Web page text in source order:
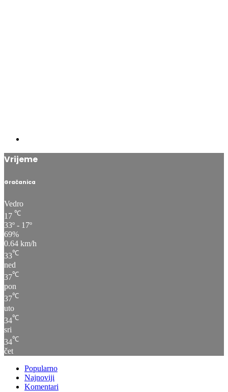
Vrijeme
Gračanica
Vedro
17 ℃
33º - 17º
69%
0.64 km/h
33℃
ned
37℃
pon
37℃
uto
34℃
sri
34℃
čet
Popularno
Najnoviji
Komentari